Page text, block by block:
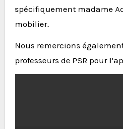
spécifiquement madame
mobilier.
Nous remercions
professeurs de PSR pour